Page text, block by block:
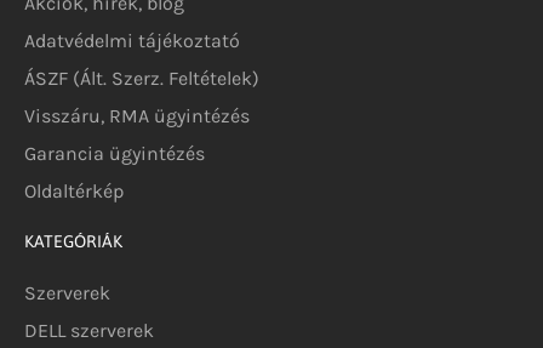
Adatvédelmi tájékoztató
ÁSZF (Ált. Szerz. Feltételek)
Visszáru, RMA ügyintézés
Garancia ügyintézés
Oldaltérkép
KATEGÓRIÁK
Szerverek
DELL szerverek